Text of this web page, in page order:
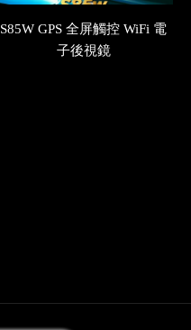
S85W GPS 全屏觸控 WiFi 電
子後視鏡